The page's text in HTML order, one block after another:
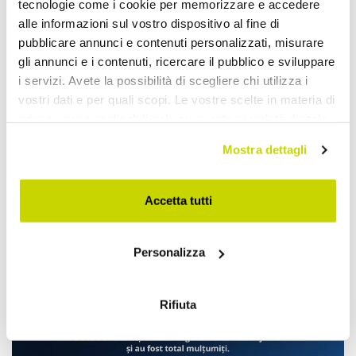
tecnologie come i cookie per memorizzare e accedere
alle informazioni sul vostro dispositivo al fine di
pubblicare annunci e contenuti personalizzati, misurare
gli annunci e i contenuti, ricercare il pubblico e sviluppare
i servizi. Avete la possibilità di scegliere chi utilizza i
vostri dati e per quali scopi. Le vostre scelte in materia di
modificare o revocare il proprio consenso in qualsiasi
momento dalla Dichiarazione sui cookie o facendo clic
sull'icona di attivazione della privacy.
raccogliere informazioni sulla tua posizione
Identificare il tuo dispositivo, scansionandolo
(impronte digitali).
Mostra dettagli
Accetta tutti
Personalizza
Rifiuta